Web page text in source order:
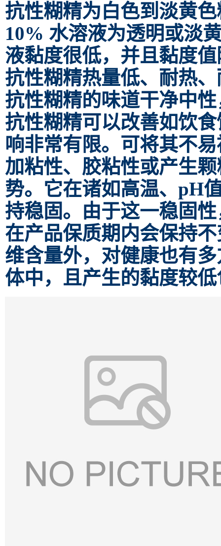
抗性糊精为白色到淡黄
10% 水溶液为透明或淡
液黏度很低，并且黏度
抗性糊精热量低、耐热
抗性糊精的味道干净中
抗性糊精可以改善如饮
响非常有限。可将其不
加粘性、胶粘性或产生
势。它在诸如高温、pH
持稳固。由于这一稳固
在产品保质期内会保持
维含量外，对健康也有
体中，且产生的黏度较